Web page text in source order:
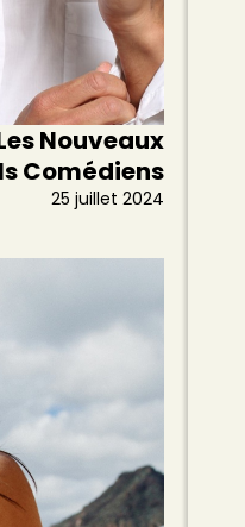
Nouveaux
Comédiens
25 juillet 2024